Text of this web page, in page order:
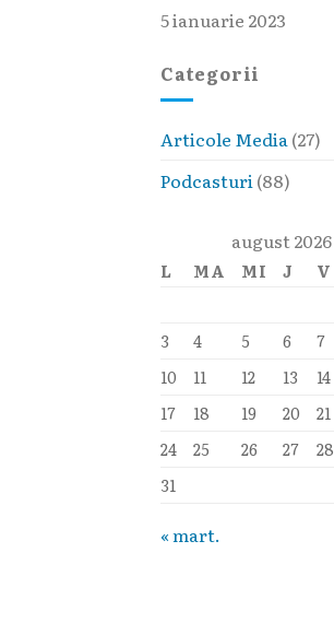
5 ianuarie 2023
Categorii
Articole Media(27)
Podcasturi(88)
august 2026
L MA MI J V
3
4 5 6 7
10
11 12 13 14
17
18 19 20 21
24
25 26 27 28
31
« mart.